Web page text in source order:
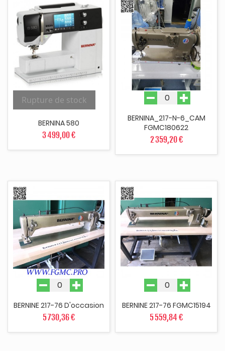
Rupture de stock
BERNINA 580
3 499,00 €
BERNINA_217-N-6_CAM
FGMC180622
2 359,20 €
BERNINE 217-76 D'occasion
5 730,36 €
BERNINE 217-76 FGMC15194
5 559,84 €